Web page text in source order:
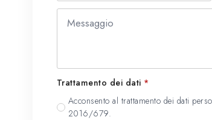
Messaggio
Trattamento dei dati *
Acconsento al trattamento dei dati
2016/679.